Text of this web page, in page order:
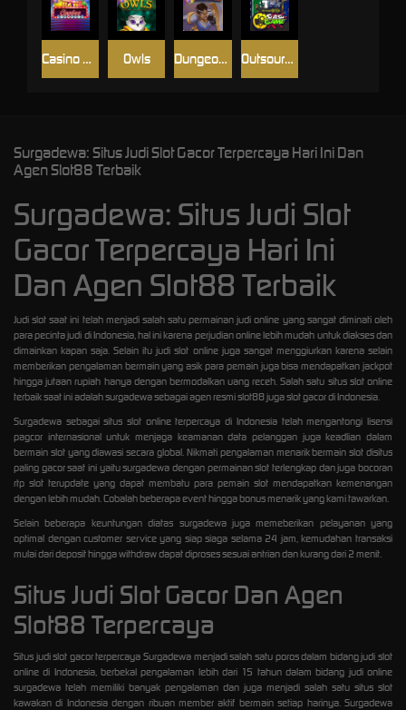
Casino Win Spin Dungeon Quest Outsourced: Slash Game
Owls
Surgadewa: Situs Judi Slot Gacor Terpercaya Hari Ini Dan
Agen Slot88 Terbaik
Surgadewa: Situs Judi Slot
Gacor Terpercaya Hari Ini
Dan Agen Slot88 Terbaik
Judi slot saat ini telah menjadi salah satu permainan judi online yang sangat diminati oleh
para pecinta judi di Indonesia, hal ini karena perjudian online lebih mudah untuk diakses dan
dimainkan kapan saja. Selain itu judi slot online juga sangat menggiurkan karena selain
memberikan pengalaman bermain yang asik para pemain juga bisa mendapatkan jackpot
hingga jutaan rupiah hanya dengan bermodalkan uang receh. Salah satu situs slot online
terbaik saat ini adalah surgadewa sebagai agen resmi slot88 juga slot gacor di Indonesia.
Surgadewa sebagai situs slot online terpercaya di Indonesia telah mengantongi lisensi
pagcor internasional untuk menjaga keamanan data pelanggan juga keadlian dalam
bermain slot yang diawasi secara global. Nikmati pengalaman menarik bermain slot disitus
paling gacor saat ini yaitu surgadewa dengan permainan slot terlengkap dan juga bocoran
rtp slot terupdate yang dapat membatu para pemain slot mendapatkan kemenangan
dengan lebih mudah. Cobalah beberapa event hingga bonus menarik yang kami tawarkan.
Selain beberapa keuntungan diatas surgadewa juga memeberikan pelayanan yang
optimal dengan customer service yang siap siaga selama 24 jam, kemudahan transaksi
mulai dari deposit hingga withdraw dapat diproses sesuai antrian dan kurang dari 2 menit.
Situs Judi Slot Gacor Dan Agen
Slot88 Terpercaya
Situs judi slot gacor terpercaya Surgadewa menjadi salah satu poros dalam bidang judi slot
online di Indonesia, berbekal pengalaman lebih dari 15 tahun dalam bidang judi online
surgadewa telah memiliki banyak pengalaman dan juga menjadi salah satu situs slot
kawakan di Indonesia dengan ribuan member aktif bermain setiap harinya. Surgadewa